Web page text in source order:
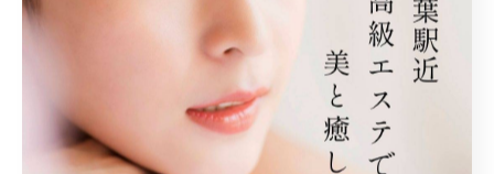
フスタイルに合わせて、無理のない頻度での利用が大切
ラジオ波と脂肪冷却の併用で理想のボディ実現
ラジオ波と脂肪冷却を併用することで、部分痩せやボデ